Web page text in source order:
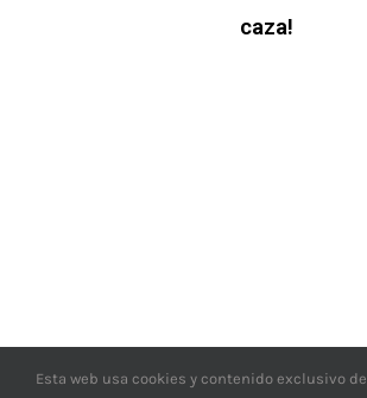
caza!
Esta web usa cookies y contenido exclusivo de